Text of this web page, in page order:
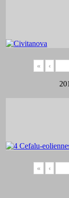
« ‹
« ‹